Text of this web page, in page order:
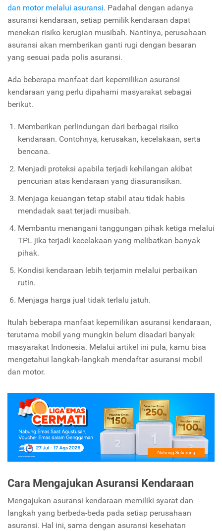
dan motor melalui asuransi. Padahal dengan adanya
asuransi kendaraan, setiap pemilik kendaraan dapat
menekan risiko kerugian musibah. Nantinya, perusahaan
asuransi akan memberikan ganti rugi dengan besaran
yang sesuai pada polis asuransi.
Ada beberapa manfaat dari kepemilikan asuransi
kendaraan yang perlu dipahami masyarakat sebagai
berikut.
Memberikan perlindungan dari berbagai risiko
kendaraan. Contohnya, kerusakan, kecelakaan, serta
bencana.
Menjadi proteksi apabila terjadi kehilangan akibat
pencurian atas kendaraan yang diasuransikan.
Menjaga keuangan tetap stabil atau tidak habis
mendadak saat terjadi musibah.
Membantu menangani tanggungan pihak ketiga melalui
TPLjika terjadi kecelakaan yang melibatkan banyak
pihak.
Kondisi kendaraan lebih terjamin melalui perbaikan
rutin.
Menjaga harga jual tidak terlalu jatuh.
Itulah beberapa manfaat kepemilikan asuransi kendaraan,
terutama mobil yang mungkin belum disadari banyak
masyarakat Indonesia. Melalui artikel ini pula, kamu bisa
mengetahui langkah-langkah mendaftar asuransi mobil
dan motor.
Cara Mengajukan Asuransi Kendaraan
Mengajukan asuransi kendaraan memiliki syarat dan
langkah yang berbeda-beda pada setiap perusahaan
asuransi. Hal ini, sama dengan asuransi kesehatan